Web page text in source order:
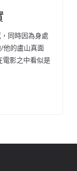
同時因為身處
他的盧山真面
影之中看似是